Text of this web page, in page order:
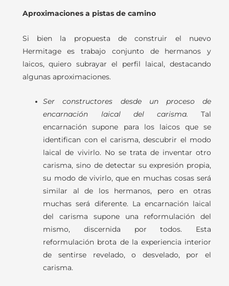
Aproximaciones a pistas de camino
Si bien la propuesta de construir el nuevo
Hermitage es trabajo conjunto de hermanos y
laicos, quiero subrayar el perfil laical, destacando
algunas aproximaciones.
Ser constructores desde un proceso de
encarnación laical del carisma.Tal
encarnación supone para los laicos que se
identifican con el carisma, descubrir el modo
laical de vivirlo. No se trata de inventar otro
carisma, sino de detectar su expresión propia,
su modo de vivirlo, que en muchas cosas será
similar al de los hermanos, pero en otras
muchas será diferente. La encarnación laical
del carisma supone una reformulación del
mismo, discernida por todos. Esta
reformulación brota de la experiencia interior
de sentirse revelado, o desvelado, por el
carisma.